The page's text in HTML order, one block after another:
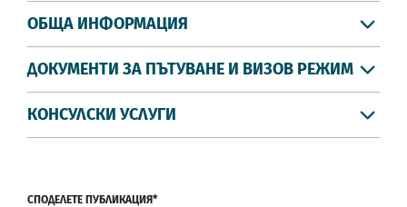
ОБЩА ИНФОРМАЦИЯ
ДОКУМЕНТИ ЗА ПЪТУВАНЕ И ВИЗОВ РЕЖИМ
КОНСУЛСКИ УСЛУГИ
СПОДЕЛЕТЕ ПУБЛИКАЦИЯ*